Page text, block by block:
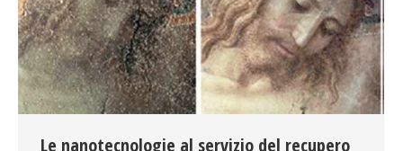
Le nanotecnologie al servizio del recupero